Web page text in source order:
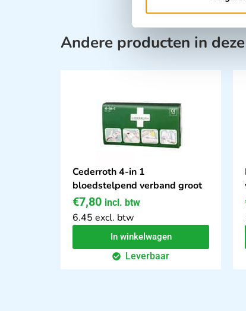
Andere producten in
Cederroth 4-in 1
bloedstelpend verband groot
€7,80 incl. btw
6.45 excl. btw
In winkelwagen
Leverbaar